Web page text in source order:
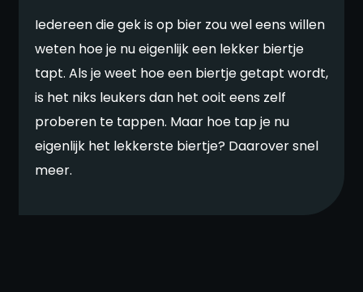
Iedereen die gek is op bier zou wel eens willen
weten hoe je nu eigenlijk een lekker biertje
tapt. Als je weet hoe een biertje getapt wordt,
is het niks leukers dan het ooit eens zelf
proberen te tappen. Maar hoe tap je nu
eigenlijk het lekkerste biertje? Daarover snel
meer.